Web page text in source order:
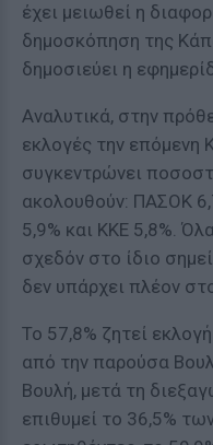
έχει μειωθεί η
δημοσκόπηση της
δημοσιεύει η
Αναλυτικά, στην
εκλογές την επόμενη
συγκεντρώνει
ακολουθούν: ΠΑΣΟΚ
5,9% και ΚΚΕ 5,8%.
σχεδόν στο ίδιο
δεν υπάρχει πλέον
Το 57,8% ζητεί
από την παρούσα
Βουλή, μετά τη
επιθυμεί το 36,5%